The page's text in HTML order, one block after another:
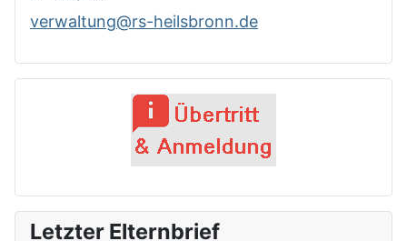
verwaltung@rs-heilsbronn.de
Letzter Elternbrief